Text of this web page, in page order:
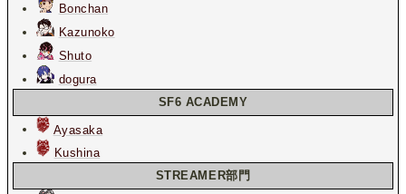
Bonchan
Kazunoko
Shuto
dogura
SF6 ACADEMY
Ayasaka
Kushina
STREAMER部門